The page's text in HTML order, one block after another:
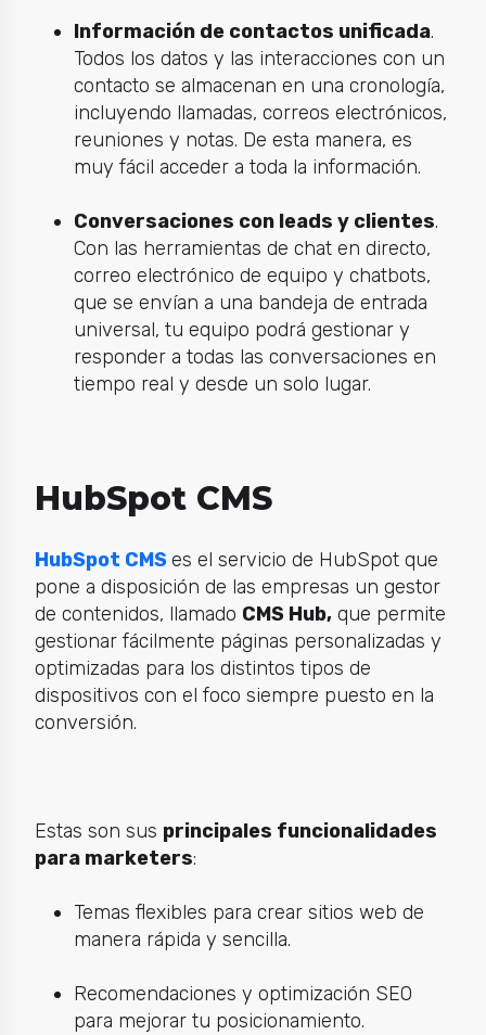
Información de contactos unificada.
Todos los datos y las interacciones con un
contacto se almacenan en una cronología,
incluyendo llamadas, correos electrónicos,
reuniones y notas. De esta manera, es
muy fácil acceder a toda la información.
Conversaciones con leads y clientes.
Con las herramientas de chat en directo,
correo electrónico de equipo y chatbots,
que se envían a una bandeja de entrada
universal, tu equipo podrá gestionar y
responder a todas las conversaciones en
tiempo real y desde un solo lugar.
HubSpot CMS
HubSpot CMS es el servicio de HubSpot que
pone a disposición de las empresas un gestor
de contenidos, llamado CMS Hub,que permite
gestionar fácilmente páginas personalizadas y
optimizadas para los distintos tipos de
dispositivos con el foco siempre puesto en la
conversión.
Estas son sus principales funcionalidades
para marketers:
Temas flexibles para crear sitios web de
manera rápida y sencilla.
Recomendaciones y optimización SEO
para mejorar tu posicionamiento.